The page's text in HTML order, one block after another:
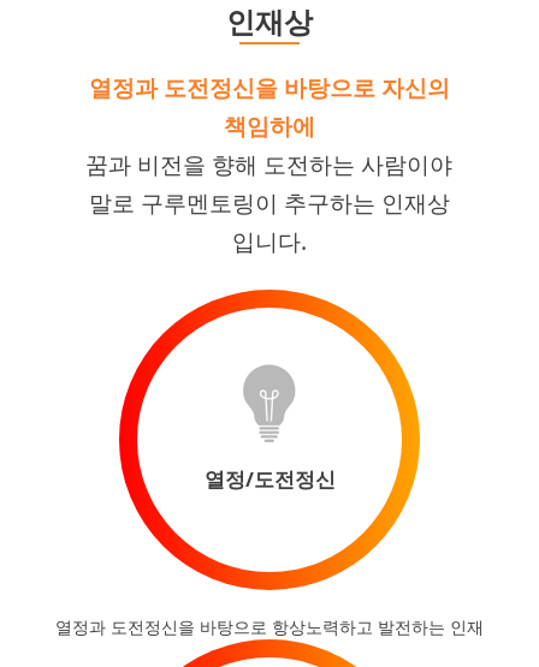
인재상
열정과 도전정신을 바탕으로 자신의
책임하에
꿈과 비전을 향해 도전하는 사람이야
말로 구루멘토링이 추구하는 인재상
입니다.
열정/도전정신
열정과 도전정신을 바탕으로 항상노력하고 발전하는 인재